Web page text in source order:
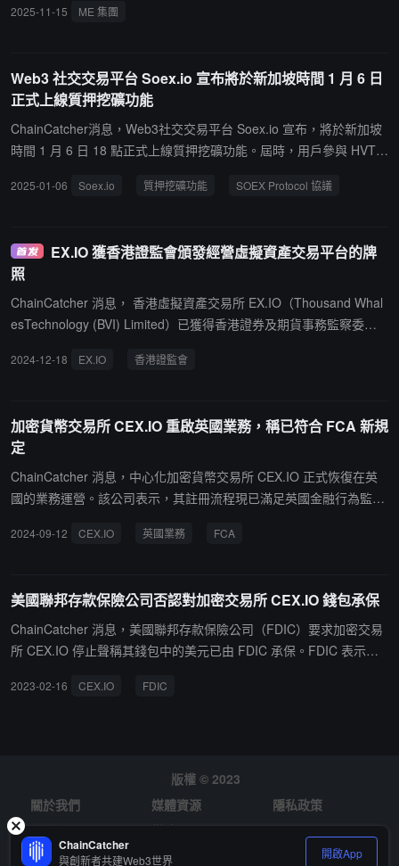
2025-11-15 ME 集團
Web3 社交交易平台 Soex.io 宣布將於新加坡時間 1 月 6 日
正式上線質押挖礦功能
ChainCatcher消息，Web3社交交易平台 Soex.io 宣布，將於新加坡
時間 1 月 6 日 18 點正式上線質押挖礦功能。屆時，用戶參與 HVT
次推出的質押機制注重靈活性、公平性和可持續性，致力於為用戶創
量運營及流動性供需的交易場景。採用公平鑄造與按需解鎖機制，全
力打造一個透明、公平、可持續發展的新型 Web3 社交經濟生態體
系。
2025-01-06 Soex.io 質押挖礦功能 SOEX Protocol 協議
EX.IO 獲香港證監會頒發經營虛擬資產交易平台的牌
照
ChainCatcher 消息， 香港虛擬資產交易所 EX.IO（Thousand Whal
esTechnology (BVI) Limited）已獲得香港證券及期貨事務監察委員
自動化交易服務）牌照以及《打擊洗錢及恐怖分子資金籌集條例》
2024-12-18 EX.IO 香港證監會
加密貨幣交易所 CEX.IO 重啟英國業務，稱已符合 FCA 新規
定
ChainCatcher 消息，中心化加密貨幣交易所 CEX.IO 正式恢復在英
國的業務運營。該公司表示，其註冊流程現已滿足英國金融行為監管
新的加密資產金融推廣規定而自願暫停了在英國的服務。英國曾是 C
資產。
2024-09-12 CEX.IO 英國業務 FCA
美國聯邦存款保險公司否認對加密交易所 CEX.IO 錢包承保
ChainCatcher 消息，美國聯邦存款保險公司（FDIC）要求加密交易
所 CEX.IO 停止聲稱其錢包中的美元已由 FDIC 承保。FDIC 表示，C
的美元是 FDIC 保險的，每個帳戶最高 25 萬美元"，實際上，"這份
2023-02-16 CEX.IO FDIC
版權 © 2023
關於我們
媒體資源
隱私政策
風險提示
徵才
ChainCatcher
與創新者共建Web3世界 開啟App